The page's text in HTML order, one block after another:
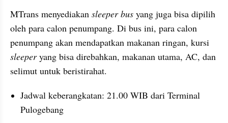
MTrans menyediakan sleeper bus yang juga bisa dipilih
oleh para calon penumpang. Di bus ini, para calon
penumpang akan mendapatkan makanan ringan, kursi
sleeper yang bisa direbahkan, makanan utama, AC, dan
selimut untuk beristirahat.
Jadwal keberangkatan: 21.00 WIB dari Terminal
Pulogebang